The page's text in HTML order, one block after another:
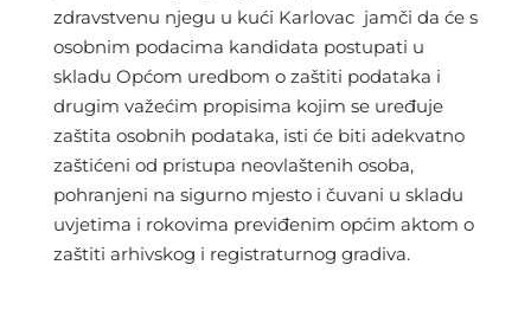
zdravstvenu njegu u kući Karlovac jamči da će s
osobnim podacima kandidata postupati u
skladu Općom uredbom o zaštiti podataka i
drugim važećim propisima kojim se uređuje
zaštita osobnih podataka, isti će biti adekvatno
zaštićeni od pristupa neovlaštenih osoba,
pohranjeni na sigurno mjesto i čuvani u skladu
uvjetima i rokovima previđenim općim aktom o
zaštiti arhivskog i registraturnog gradiva.